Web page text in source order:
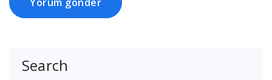
Search